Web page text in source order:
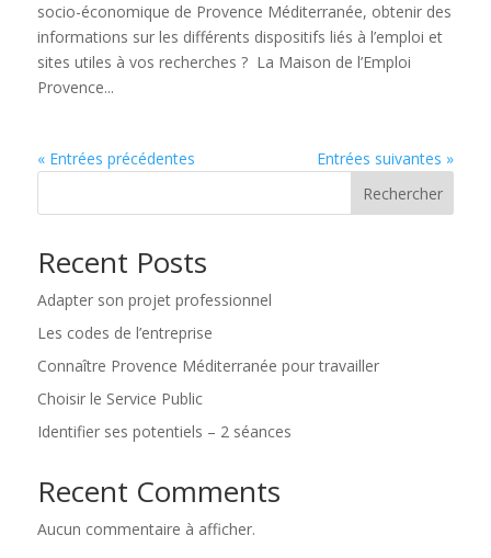
socio-économique de Provence Méditerranée, obtenir des
informations sur les différents dispositifs liés à l’emploi et
sites utiles à vos recherches ? La Maison de l’Emploi
Provence...
« Entrées précédentes
Entrées suivantes »
Rechercher
Recent Posts
Adapter son projet professionnel
Les codes de l’entreprise
Connaître Provence Méditerranée pour travailler
Choisir le Service Public
Identifier ses potentiels – 2 séances
Recent Comments
Aucun commentaire à afficher.